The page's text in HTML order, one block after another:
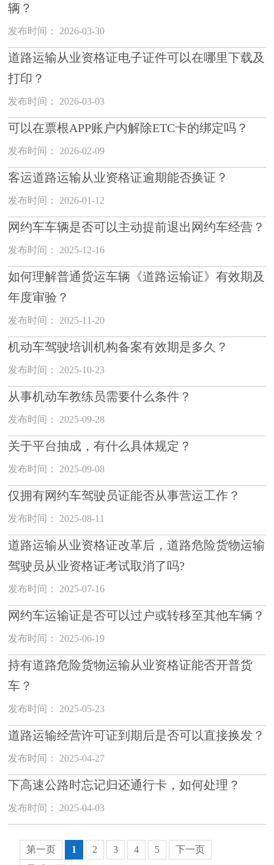
辆？
发布时间： 2026-03-30
道路运输从业资格证电子证件可以在哪里下载及
打印？
发布时间： 2026-03-03
可以在票根APP账户内解除ETC卡的绑定吗？
发布时间： 2026-02-09
客运道路运输从业资格证逾期能否换证？
发布时间： 2026-01-12
网约车车辆是否可以主动提前退出网约车经营？
发布时间： 2025-12-16
如何理解普通货运车辆《道路运输证》有效期及
年度审验？
发布时间： 2025-11-20
机动车驾驶培训机构备案有效期是多久？
发布时间： 2025-10-23
从事机动车教练员需要什么条件？
发布时间： 2025-09-28
关于平台抽成，有什么具体规定？
发布时间： 2025-09-08
仅拥有网约车驾驶员证能否从事营运工作？
发布时间： 2025-08-11
道路运输从业资格证改革后，道路危险货物运输
驾驶员从业资格证考试取消了吗?
发布时间： 2025-07-16
网约车运输证是否可以过户或转移至其他车辆？
发布时间： 2025-06-19
持有道路危险货物运输从业资格证能否开普货
车？
发布时间： 2025-05-23
道路运输经营许可证到期后是否可以直接换发？
发布时间： 2025-04-27
下高速公路时忘记归还通行卡，如何处理？
发布时间： 2025-04-03
第一页 1 2 3 4 5
下一页